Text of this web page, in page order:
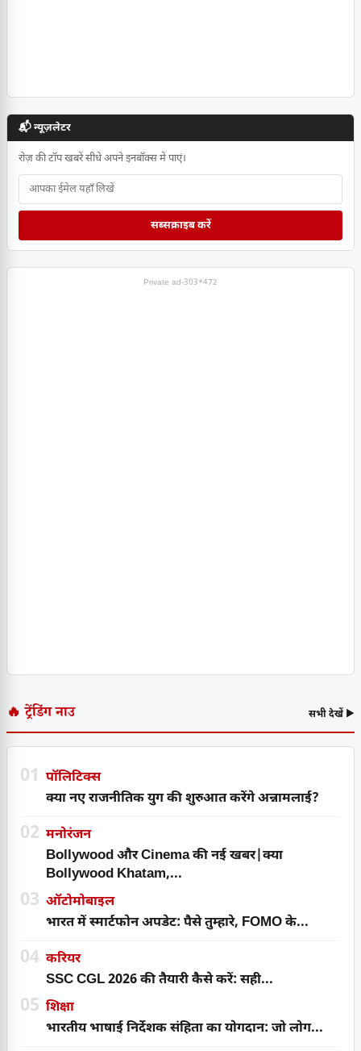
📬 न्यूज़लेटर
रोज़ की टॉप खबरें सीधे अपने इनबॉक्स में पाएं।
सब्सक्राइब करें
Private ad-303*472
🔥 ट्रेंडिंग नाउ सभी देखें ▶
01 पॉलिटिक्स
क्या नए राजनीतिक युग की शुरुआत करेंगे अन्नामलाई?
02 मनोरंजन
Bollywood और Cinema की नई खबर|क्या
Bollywood Khatam,...
03 ऑटोमोबाइल
भारत में स्मार्टफोन अपडेट: पैसे तुम्हारे, FOMO के...
04 करियर
SSC CGL 2026 की तैयारी कैसे करें: सही...
05 शिक्षा
भारतीय भाषाई निर्देशक संहिता का योगदान: जो लोग...